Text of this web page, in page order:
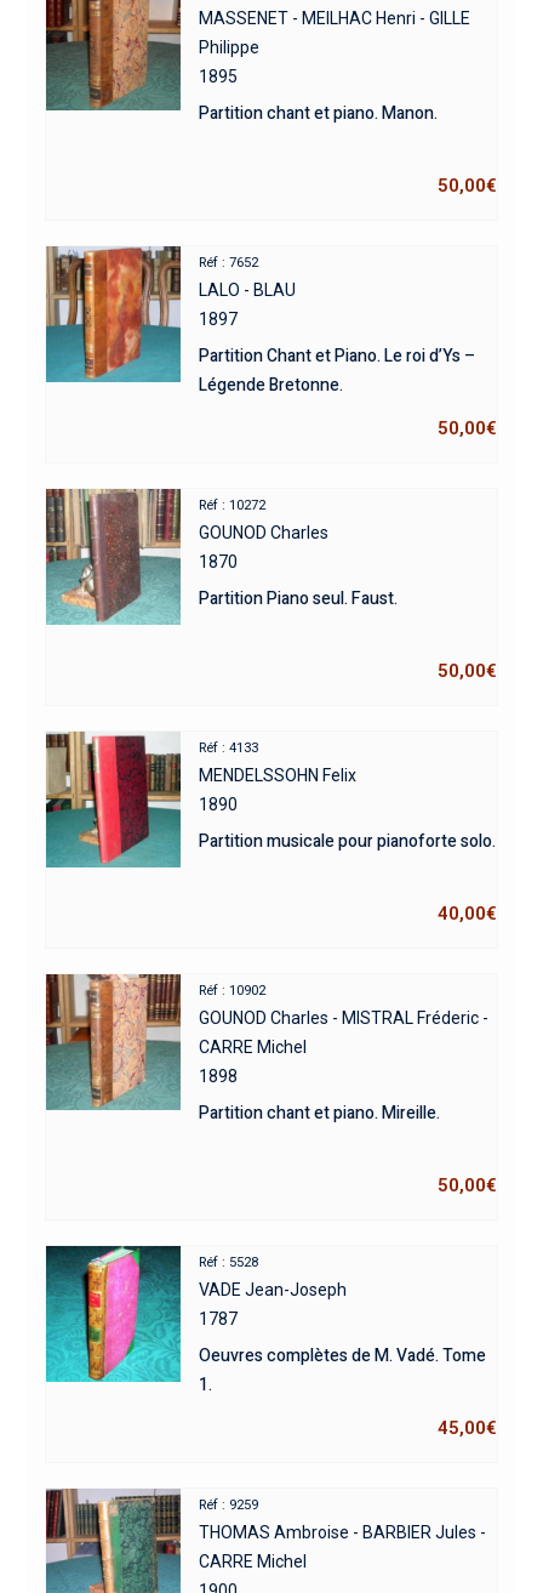
MASSENET - MEILHAC Henri - GILLE
Philippe
1895
Partition chant et piano. Manon.
50,00€
Réf : 7652
LALO - BLAU
1897
Partition Chant et Piano. Le roi d’Ys –
Légende Bretonne.
50,00€
Réf : 10272
GOUNOD Charles
1870
Partition Piano seul. Faust.
50,00€
Réf : 4133
MENDELSSOHN Felix
1890
Partition musicale pour pianoforte solo.
40,00€
Réf : 10902
GOUNOD Charles - MISTRAL Fréderic -
CARRE Michel
1898
Partition chant et piano. Mireille.
50,00€
Réf : 5528
VADE Jean-Joseph
1787
Oeuvres complètes de M. Vadé. Tome
1.
45,00€
Réf : 9259
THOMAS Ambroise - BARBIER Jules -
CARRE Michel